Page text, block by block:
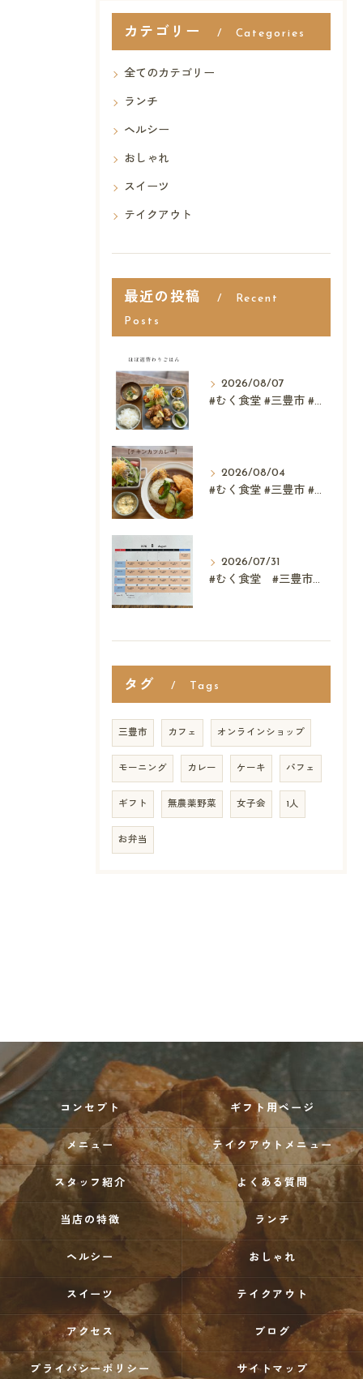
カテゴリー Categories
全てのカテゴリー
ランチ
ヘルシー
おしゃれ
スイーツ
テイクアウト
最近の投稿 Recent
Posts
2026/08/07
#むく食堂 #三豊市 #レストラン #テイクアウト #父...
2026/08/04
#むく食堂 #三豊市 #テイクアウト #高屋神社 #...
2026/07/31
#むく食堂 #三豊市 #レストラン #ランチ #スウィーツ
タグ Tags
三豊市 カフェ オンラインショップ
モーニング カレー ケーキ パフェ
ギフト 無農薬野菜 女子会 1人
お弁当
コンセプト ギフト用ページ
メニュー テイクアウトメニュー
スタッフ紹介 よくある質問
当店の特徴 ランチ
ヘルシー おしゃれ
スイーツ テイクアウト
アクセス ブログ
プライバシーポリシー サイトマップ